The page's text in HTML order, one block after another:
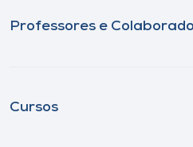
Professores e
Cursos